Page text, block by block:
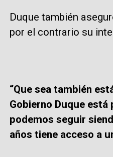
Duque también
por el contrario su
“Que sea también
Gobierno Duque
podemos seguir
años tiene acceso a